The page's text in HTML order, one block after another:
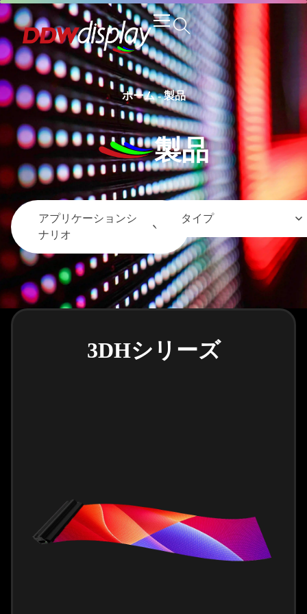
ホーム-製品
製品
アプリケーションシ
ナリオ
タイプ
3DHシリーズ